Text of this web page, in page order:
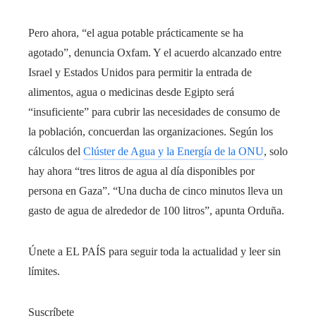
Pero ahora, “el agua potable prácticamente se ha
agotado”, denuncia Oxfam. Y el acuerdo alcanzado entre
Israel y Estados Unidos para permitir la entrada de
alimentos, agua o medicinas desde Egipto será
“insuficiente” para cubrir las necesidades de consumo de
la población, concuerdan las organizaciones. Según los
cálculos del Clúster de Agua y la Energía de la ONU, solo
hay ahora “tres litros de agua al día disponibles por
persona en Gaza”. “Una ducha de cinco minutos lleva un
gasto de agua de alrededor de 100 litros”, apunta Orduña.
Únete a EL PAÍS para seguir toda la actualidad y leer sin
límites.
Suscríbete